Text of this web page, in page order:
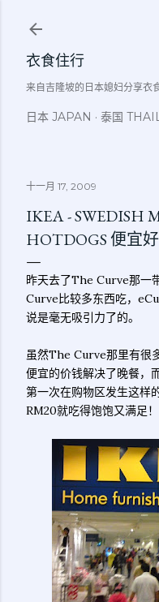
衣食住行
来自吉隆坡的日本媳妇分享
日本 JAPAN 泰国
十一月 17, 2009
IKEA - SWEDISH
HOTDOGS 便宜好
昨天去了The Curve那一
Curve比较多东西吃，
说是毫无吸引力了的。
虽然The Curve那里有很
便宜的价钱解决了晚餐，
第一次在购物区发生这样
RM20就吃得饱饱又满足！